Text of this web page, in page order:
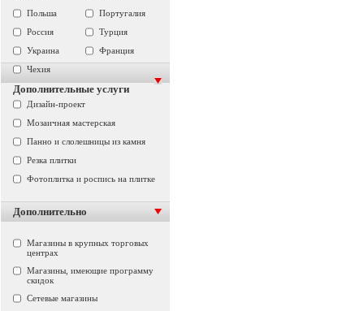
Польша
Португалия
Россия
Турция
Украина
Франция
Чехия
Дополнительные услуги
Дизайн-проект
Мозаичная мастерская
Панно и слолешницы из камня
Резка плитки
Фотоплитка и роспись на плитке
Дополнительно
Магазины в крупных торговых
центрах
Магазины, имеющие программу
скидок
Сетевые магазины